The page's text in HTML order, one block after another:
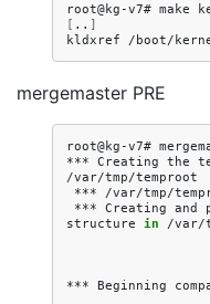
root@kg-v7# make
[ .. ]
kldxref
mergemaster PRE
root@kg-v7#
*** Creating the
***
/var/tmp/
*** Creating and
structure in /var/
*** Beginning